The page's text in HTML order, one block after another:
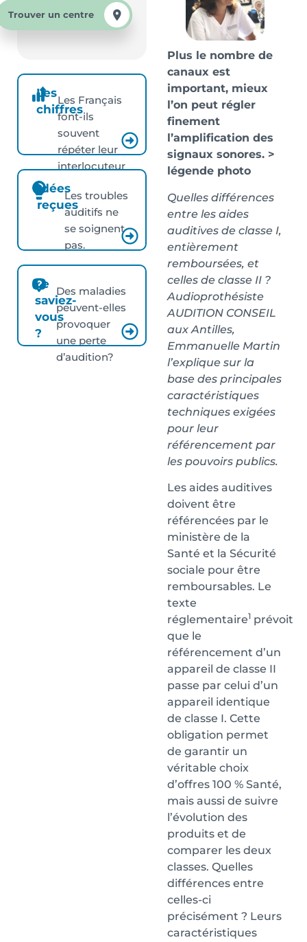
Trouver un centre
Les
chiffres
Les Français
font-ils
souvent
répéter leur
interlocuteur
?
Idées
reçues
Les troubles
auditifs ne
se soignent
pas.
Le
saviez-
vous
?
Des maladies
peuvent-elles
provoquer
une perte
d’audition?
Plus le nombre de
canaux est
important, mieux
l’on peut régler
finement
l’amplification des
signaux sonores. >
légende photo
Quelles différences
entre les aides
auditives de classe I,
entièrement
remboursées, et
celles de classe II ?
Audioprothésiste
AUDITION CONSEIL
aux Antilles,
Emmanuelle Martin
l’explique sur la
base des principales
caractéristiques
techniques exigées
pour leur
référencement par
les pouvoirs publics.
Les aides auditives
doivent être
référencées par le
ministère de la
Santé et la Sécurité
sociale pour être
remboursables. Le
texte
réglementaire1 prévoit
que le
référencement d’un
appareil de classe II
passe par celui d’un
appareil identique
de classe I. Cette
obligation permet
de garantir un
véritable choix
d’offres 100 % Santé,
mais aussi de suivre
l’évolution des
produits et de
comparer les deux
classes. Quelles
différences entre
celles-ci
précisément ? Leurs
caractéristiques